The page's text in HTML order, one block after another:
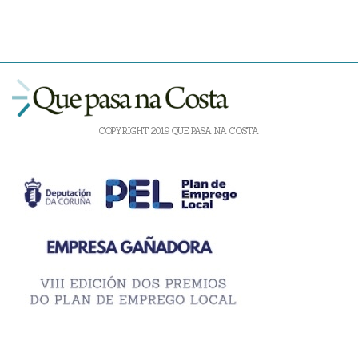
COPYRIGHT 2019 QUE PASA NA COSTA